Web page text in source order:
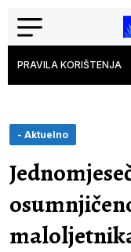
PRAVILA KORIŠTENJA
- Aktuelno